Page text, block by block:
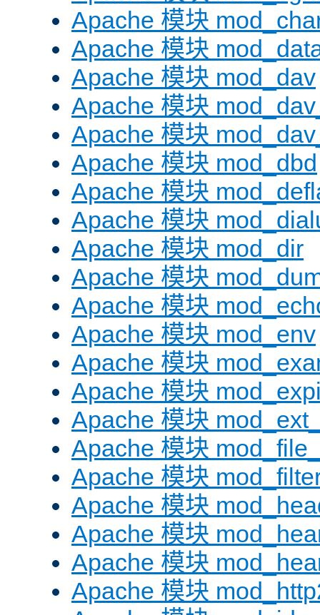
Apache 模块
Apache 模块
Apache 模块 mod_dav
Apache 模块
Apache 模块
Apache 模块 mod_dbd
Apache 模块
Apache 模块
Apache 模块 mod_dir
Apache 模块
Apache 模块
Apache 模块 mod_env
Apache 模块
Apache 模块
Apache 模块
Apache 模块
Apache 模块
Apache 模块
Apache 模块
Apache 模块
Apache 模块